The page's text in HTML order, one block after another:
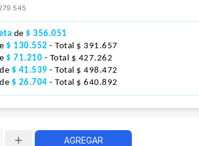
de $ 356.051
$ 130.552 - Total $ 391.657
$ 71.210 - Total $ 427.262
de $ 41.539 - Total $ 498.472
de $ 26.704 - Total $ 640.892
AGREGAR